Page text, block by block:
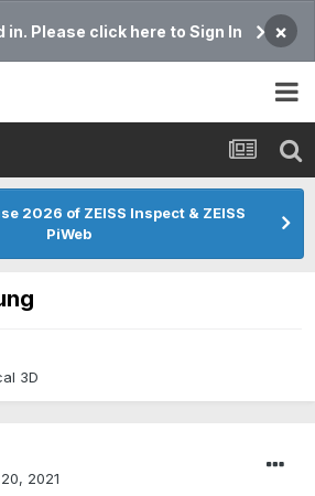
in. Please click here to Sign In ×
2026 of ZEISS Inspect & ZEISS
PiWeb
3D
2021